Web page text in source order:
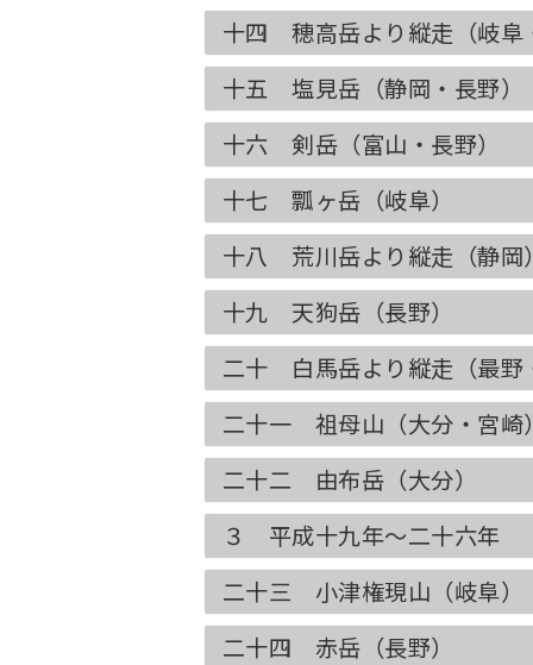
十四 穂高岳より縦走（岐阜
十五 塩見岳（静岡・長野）
十六 剣岳（富山・長野）
十七 瓢ヶ岳（岐阜）
十八 荒川岳より縦走（静岡）
十九 天狗岳（長野）
二十 白馬岳より縦走（最野
二十一 祖母山（大分・宮崎）
二十二 由布岳（大分）
３ 平成十九年〜二十六年
二十三 小津権現山（岐阜）
二十四 赤岳（長野）